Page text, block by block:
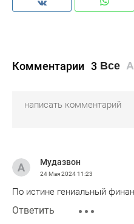
Комментарии 3 Все
Мудазвон
24 Мая 202411:23
По истине гениальный
Ответить